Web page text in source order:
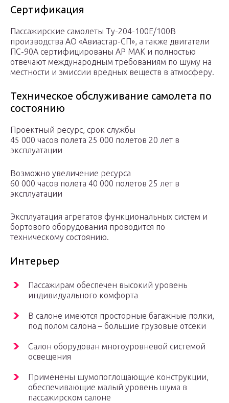
Сертификация
Пассажирские самолеты Ту-204-100Е/100В
производства АО «Авиастар-СП», а также двигатели
ПС-90А сертифицированы АР МАК и полностью
отвечают международным требованиям по шуму на
местности и эмиссии вредных веществ в атмосферу.
Техническое обслуживание самолета по
состоянию
Проектный ресурс, срок службы
45 000 часов полета 25 000 полетов 20 лет в
эксплуатации
Возможно увеличение ресурса
60 000 часов полета 40 000 полетов 25 лет в
эксплуатации
Эксплуатация агрегатов функциональных систем и
бортового оборудования проводится по
техническому состоянию.
Интерьер
Пассажирам обеспечен высокий уровень
индивидуального комфорта
В салоне имеются просторные багажные полки,
под полом салона – большие грузовые отсеки
Салон оборудован многоуровневой системой
освещения
Применены шумопоглощающие конструкции,
обеспечивающие малый уровень шума в
пассажирском салоне